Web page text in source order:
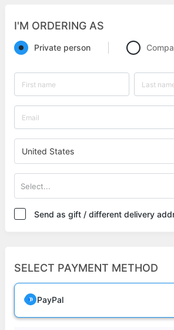
I'M ORDERING AS
Private person
United States
Select...
Send as gift / different delivery
SELECT PAYMENT METHOD
PayPal